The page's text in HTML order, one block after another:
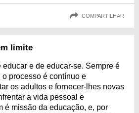
COMPARTILHAR
limite
educar e de educar-se. Sempre é
processo é contínuo e
os adultos e fornecer-lhes novas
a vida pessoal e
é missão da educação, e, por